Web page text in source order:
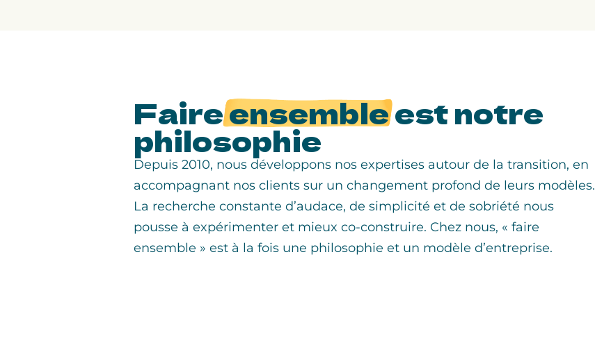
Faireensembleest notre
philosophie
Depuis 2010, nous développons nos expertises autour de la transition, en
accompagnant nos clients sur un changement profond de leurs modèles.
La recherche constante d’audace, de simplicité et de sobriété nous
pousse à expérimenter et mieux co-construire. Chez nous, « faire
ensemble » est à la fois une philosophie et un modèle d’entreprise.